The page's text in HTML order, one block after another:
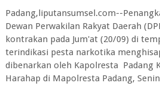
Padang,liputansumsel.com--
Dewan Perwakilan Rakyat Daerah
kontrakan pada Jum'at (20/09) di
terindikasi pesta narkotika
dibenarkan oleh Kapolresta Padang
Harahap di Mapolresta Padang,